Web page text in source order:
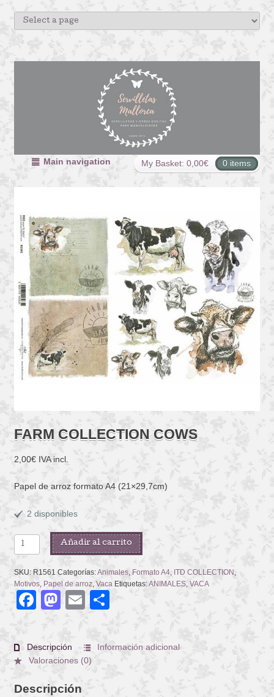
My Basket: 0,00€ 0 items
Main navigation
FARM COLLECTION COWS
2,00€ IVA incl.
Papel de arroz formato A4 (21×29,7cm)
2 disponibles
FARM
COLLECTION
COWS
cantidad
Añadir al carrito
SKU: R1561 Categorías:Animales, Formato A4, ITD COLLECTION
Motivos, Papel de arroz, Vaca Etiquetas:ANIMALES, VACA
Facebook
Mastodon
EmailCompartir
Descripción
Información adicional
Valoraciones (0)
Descripción